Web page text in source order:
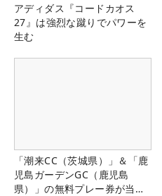
アディダス『コードカオス
27』は強烈な蹴りでパワーを
生む
「潮来CC（茨城県）」＆「鹿
児島ガーデンGC（鹿児島
県）」の無料プレー券が当た